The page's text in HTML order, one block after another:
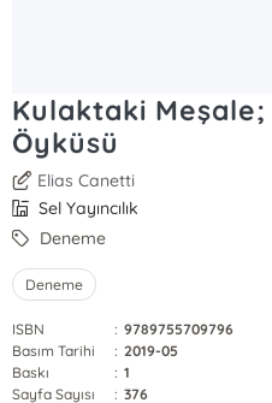
Kulaktaki Meşale;
Öyküsü
Elias Canetti
Sel Yayıncılık
Deneme
Deneme
ISBN : 9789755709796
Basım Tarihi
: 2019-05
Baskı
: 1
Sayfa Sayısı
: 376